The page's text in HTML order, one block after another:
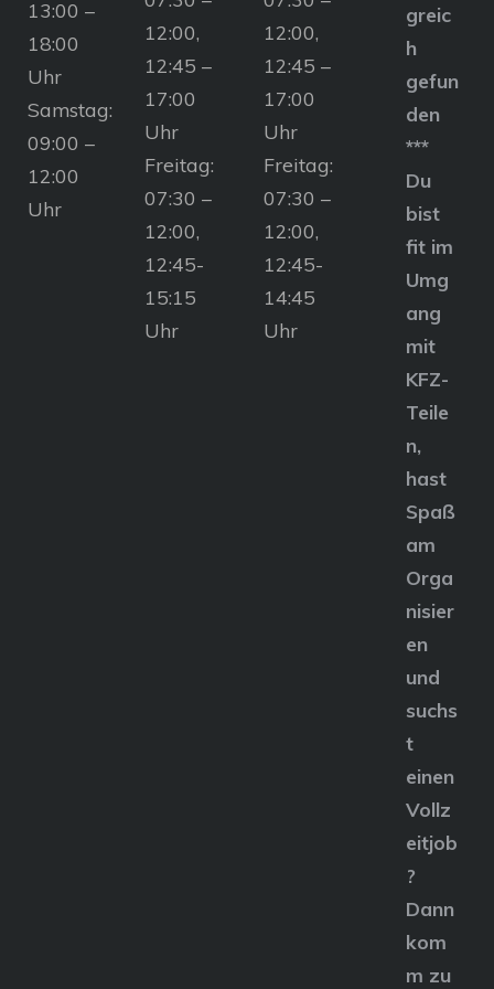
13:00 –
18:00
Uhr
Samstag:
09:00 –
12:00
Uhr
12:00,
12:45 –
17:00
Uhr
Freitag:
07:30 –
12:00,
12:45-
15:15
Uhr
12:00,
12:45 –
17:00
Uhr
Freitag:
07:30 –
12:00,
12:45-
14:45
Uhr
greic
h
gefun
den
***
Du
bist
fit im
Umg
ang
mit
KFZ-
Teile
n,
hast
Spaß
am
Orga
nisier
en
und
suchs
t
einen
Vollz
eitjob
?
Dann
kom
m zu